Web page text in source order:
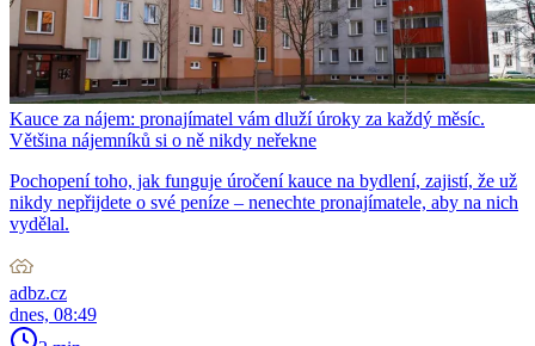
Kauce za nájem: pronajímatel vám dluží úroky za každý měsíc.
Většina nájemníků si o ně nikdy neřekne
Pochopení toho, jak funguje úročení kauce na bydlení, zajistí, že už
nikdy nepřijdete o své peníze – nenechte pronajímatele, aby na nich
vydělal.
adbz.cz
dnes, 08:49